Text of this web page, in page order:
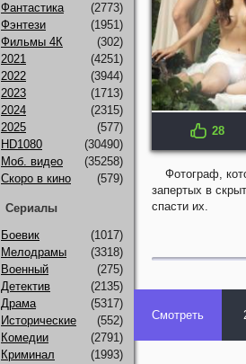
IMDB: 4.3 28
Фотограф,
запертых в
спасти их.
Смотреть
Фантастика
(2773)
Фэнтези
(1951)
Фильмы 4К
(302)
2021
(4251)
2022
(3944)
2023
(1713)
2024
(2315)
2025
(577)
HD1080
(30490)
Моб. видео
(35258)
Скоро в кино
(579)
Сериалы
Боевик
(1017)
Мелодрамы
(3318)
Военный
(275)
Детектив
(2135)
Драма
(5317)
Исторические
(552)
Комедии
(2791)
Криминал
(1993)